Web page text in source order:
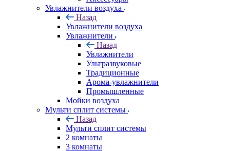
Увлажнители воздуха
Назад
Увлажнители воздуха
Увлажнители
Назад
Увлажнители
Ультразвуковые
Традиционные
Арома-увлажнители
Промышленные
Мойки воздуха
Мульти сплит системы
Назад
Мульти сплит системы
2 комнаты
3 комнаты